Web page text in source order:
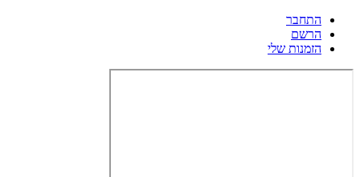
התחבר
הרשם
הזמנות שלי